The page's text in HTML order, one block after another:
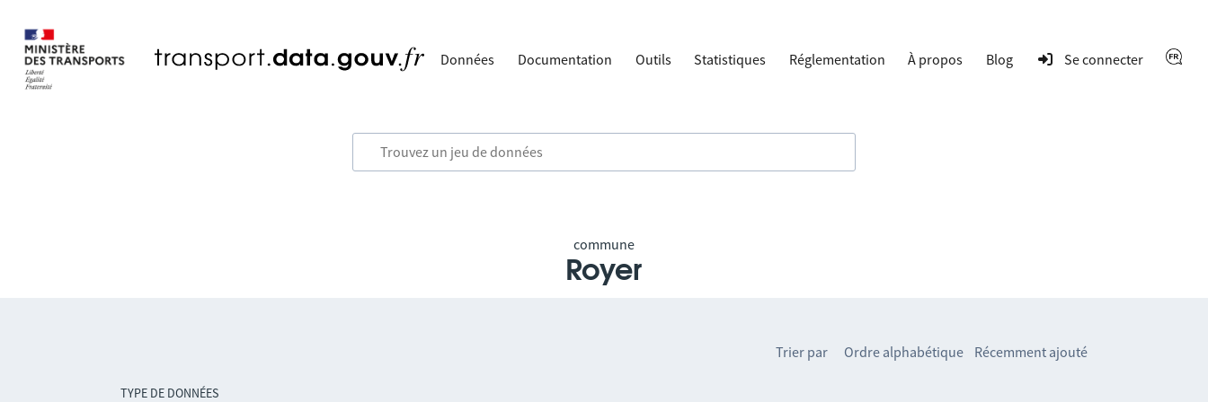
Données Documentation Outils Statistiques Réglementation À propos Blog Se connecter
commune
Royer
TYPE DE DONNÉES
Trier par Ordre alphabétique Récemment ajouté